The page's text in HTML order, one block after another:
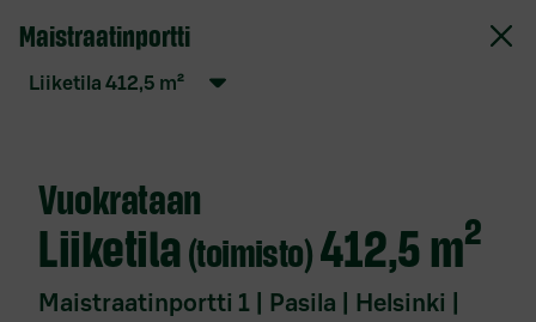
Maistraatinportti
liiketila 412,5 m²
Vuokrataan
liiketila(toimisto)412,5 m²
Maistraatinportti 1 | Pasila | Helsinki |
S-Pankki Vuokrattavat toimitilat
Tietosuojaseloste
Saavutettavuusseloste
Anna palautetta